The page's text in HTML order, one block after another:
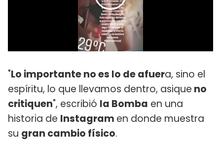
"Lo importante no es lo de afuera, sino el
espíritu, lo que llevamos dentro, asique no
critiquen", escribió la Bomba en una
historia de Instagram en donde muestra
su gran cambio físico.